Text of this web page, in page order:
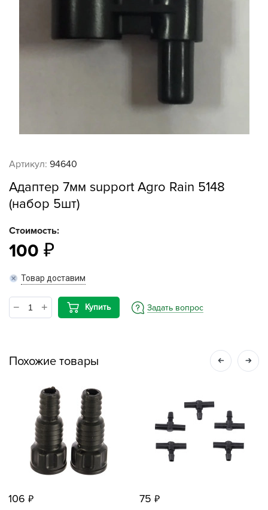
Артикул: 94640
Адаптер 7мм support Agro Rain 5148
(набор 5шт)
Стоимость:
100
Товар доставим
Купить Задать вопрос
Похожие товары
106 75